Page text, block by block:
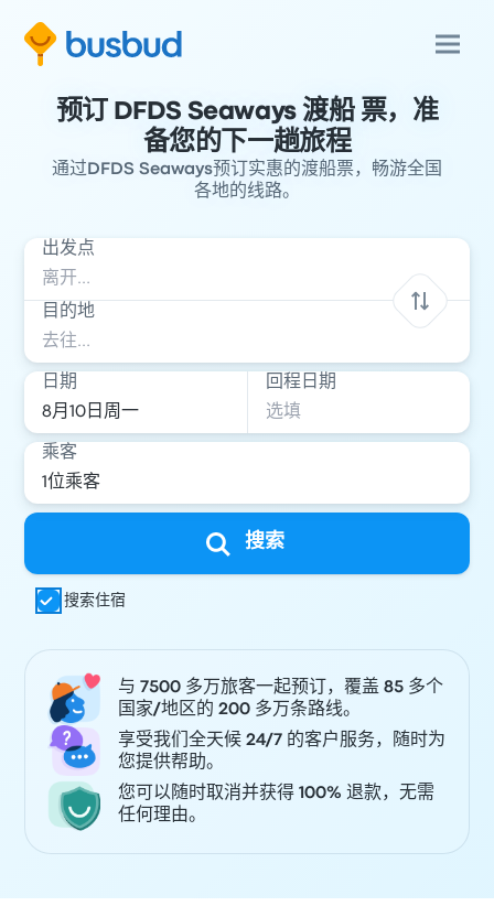
预订 DFDS Seaways 渡船 票，准
备您的下一趟旅程
通过DFDS Seaways预订实惠的渡船票，畅游全国
各地的线路。
出发点
目的地
日期 回程日期
乘客
搜索
搜索住宿
与 7500 多万旅客一起预订，覆盖 85 多个
国家/地区的 200 多万条路线。
享受我们全天候 24/7 的客户服务，随时为
您提供帮助。
您可以随时取消并获得 100% 退款，无需
任何理由。